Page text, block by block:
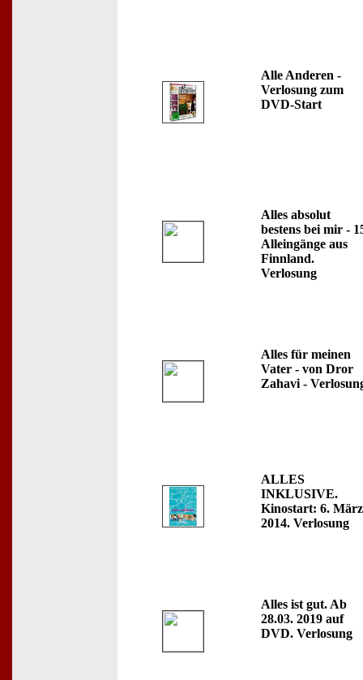
Alle Anderen -
Verlosung zum
DVD-Start
Alles absolut
bestens bei mir -
Alleingänge aus
Finnland.
Verlosung
Alles für meinen
Vater - von Dror
Zahavi -
ALLES
INKLUSIVE.
Kinostart: 6. März
2014. Verlosung
Alles ist gut. Ab
28.03. 2019 auf
DVD. Verlosung